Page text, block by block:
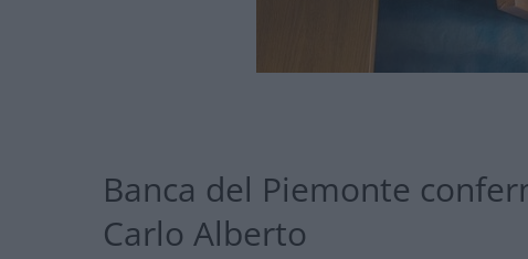
Banca del Piemonte
Carlo Alberto